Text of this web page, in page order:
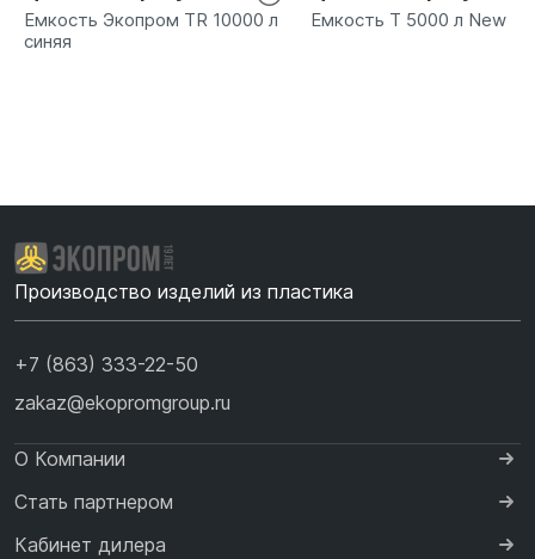
Емкость Экопром TR 10000 л
синяя
Емкость T 5000 л New
Производство изделий из пластика
+7 (863) 333-22-50
zakaz@ekopromgroup.ru
О Компании
Стать партнером
Кабинет дилера